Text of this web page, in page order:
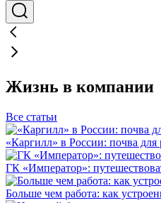
Жизнь в компании
Все статьи
«Каргилл» в России: почва для
ГК «Император»:
Больше чем работа: как